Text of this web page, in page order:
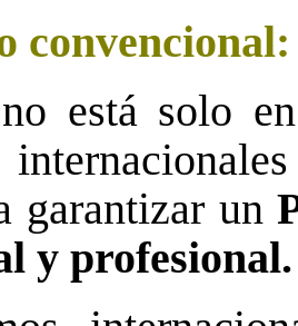
está solo
garantizar un
y profesional.